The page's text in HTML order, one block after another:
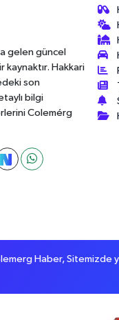
gelen güncel
kaynaktır. Hakkari
son
bilgi
Colemérg
Haber, Sitemizde